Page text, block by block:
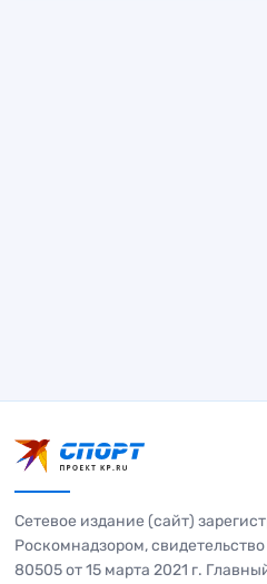
Сетевое издание (сайт)
Роскомнадзором,
80505 от 15 марта 2021 г.